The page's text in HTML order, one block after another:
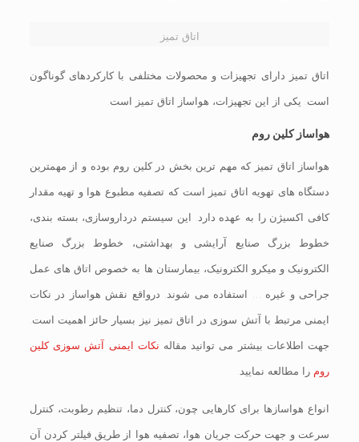
اتاق تمیز
اتاق تمیز دارای تجهیزات و محصولات مختلفی با کارکردهای گوناگون
است. یکی از این تجهیزات، هواساز اتاق تمیز است.
هواساز کلین روم
هواساز اتاق تمیز که مهم ترین بخش در کلین روم بوده و از مهمترین
دستگاه های تهویه اتاق تمیز است که تصفیه مطبوع هوا و تهیه مقدار
کافی اکسیژن را به عهده دارد. این سیستم درداروسازی، بسته بندی،
خطوط بزرگ صنایع آرایشی و بهداشتی، خطوط بزرگ صنایع
الکترونیک و میکرو الکترونیک، بیمارستان ها به خصوص اتاق های عمل
جراحی و غیره … استفاده می شوند. درواقع نقش هواساز در نکات
ایمنی مرتبط با آتش سوزی در اتاق تمیز نیز بسیار حائز اهمیت است.
جهت اطلاعات بیشتر می توانید مقاله نکات ایمنی آتش سوزی کلین
روم را مطالعه نمایید.
انواع هواسازها برای کارهایی چون، کنترل دما، تنظیم رطوبت، کنترل
سرعت و جهت حرکت جریان هوا، تصفیه هوا از طریق فیلتر کردن آن